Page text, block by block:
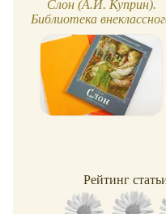
Слон (А.И. Куприн).
Библиотека
чтения
Рейтинг